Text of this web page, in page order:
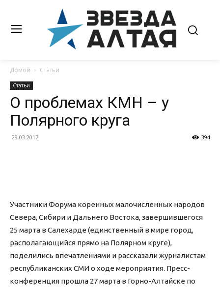
Домой Статьи
Статьи
О проблемах КМН – у
Полярного круга
29.03.2017 394
Участники Форума коренных малочисленных народов
Севера, Сибири и Дальнего Востока, завершившегося
25 марта в Салехарде (единственный в мире город,
располагающийся прямо на Полярном круге),
поделились впечатлениями и рассказали журналистам
республиканских СМИ о ходе мероприятия. Пресс-
конференция прошла 27 марта в Горно-Алтайске по